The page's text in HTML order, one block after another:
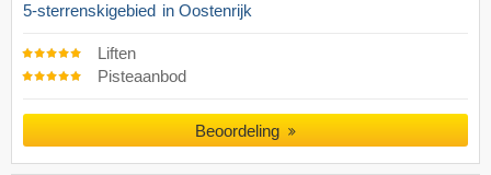
5-sterrenskigebied in Oostenrijk
Liften
Pisteaanbod
Beoordeling